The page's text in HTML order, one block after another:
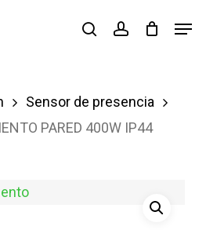
buscaraccount
Sensor de presencia
PARED 400W IP44